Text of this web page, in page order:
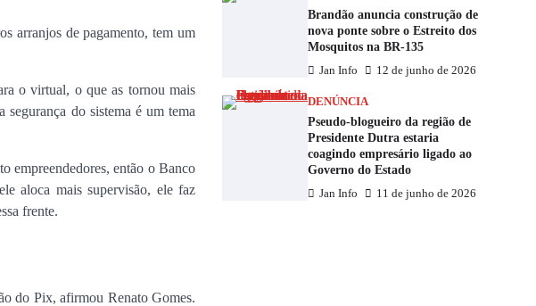
arranjos de pagamento, tem um
o virtual, o que as tornou mais
do sistema é um tema
empreendedores, então o Banco
aloca mais supervisão, ele faz
frente.
do Pix, afirmou Renato Gomes.
Brandão anuncia construção de
nova ponte sobre o Estreito dos
Mosquitos na BR-135
Jan Info 12 de junho de 2026
DENÚNCIA
Pseudo-blogueiro da região de
Presidente Dutra estaria
coagindo empresário ligado ao
Governo do Estado
Jan Info 11 de junho de 2026